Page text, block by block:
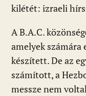
kilétét: izraeli
A B.A.C.
amelyek számára
készített. De az
számított, a
messze nem